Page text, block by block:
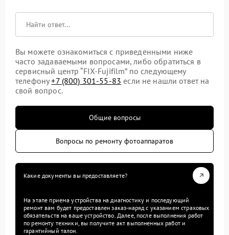
Вы можете ознакомиться с приведенными ниже
часто задаваемыми вопросами, либо обратиться в
сервисный центр “FIX-Fujifilm” по следующему
телефону+7 (800) 301-55-83 если не нашли ответ на
свой вопрос.
Общие вопросы
Вопросы по ремонту фотоаппаратов
Какие документы вы предоставляете?
На этапе приема устройства на диагностику и последующий
ремонт вам будет предоставлен заказ-наряд с указанием страховых
обязательств на ваше устройство. Далее, после выполнения работ
по ремонту техники, вы получите акт выполненных работ и
гарантийный талон.